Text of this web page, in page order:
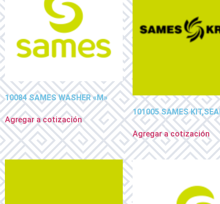
10084 SAMES WASHER «M»
Agregar a cotización
101005 SAMES
Agregar a cotización